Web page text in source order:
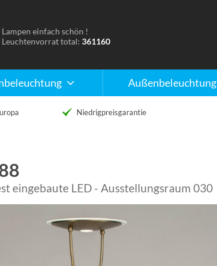
Außenbeleuchtung
Lampen einfach schön !
Leuchtenvorrat total: 361160
Niedrigpreisgarantie
eingebaute LED - Ausstellungsraum 030